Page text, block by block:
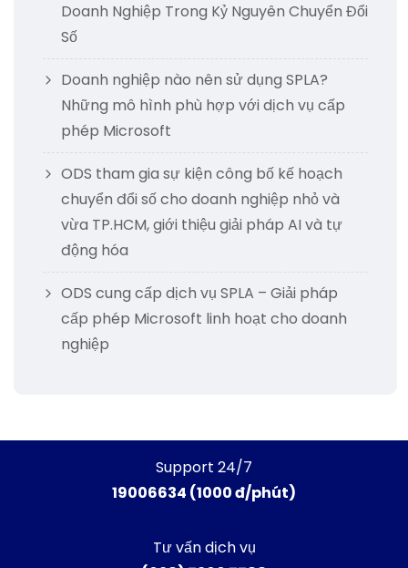
Doanh Nghiệp Trong Kỷ Nguyên Chuyển Đổi
Số
Doanh nghiệp nào nên sử dụng SPLA?
Những mô hình phù hợp với dịch vụ cấp
phép Microsoft
ODS tham gia sự kiện công bố kế hoạch
chuyển đổi số cho doanh nghiệp nhỏ và
vừa TP.HCM, giới thiệu giải pháp AI và tự
động hóa
ODS cung cấp dịch vụ SPLA – Giải pháp
cấp phép Microsoft linh hoạt cho doanh
nghiệp
Support 24/7
19006634 (1000 đ/phút)
Tư vấn dịch vụ